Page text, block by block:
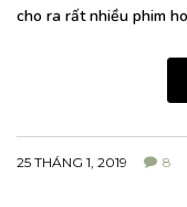
cho ra rất nhiều phim
25 THÁNG 1, 2019 8